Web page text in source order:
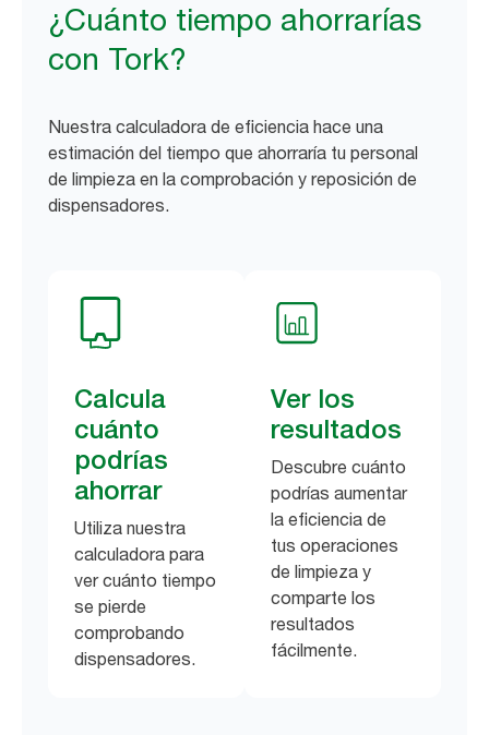
¿Cuánto tiempo ahorrarías
con Tork?
Nuestra calculadora de eficiencia hace una
estimación del tiempo que ahorraría tu personal
de limpieza en la comprobación y reposición de
dispensadores.
Calcula
cuánto
podrías
ahorrar
Utiliza nuestra
calculadora para
ver cuánto tiempo
se pierde
comprobando
dispensadores.
Ver los
resultados
Descubre cuánto
podrías aumentar
la eficiencia de
tus operaciones
de limpieza y
comparte los
resultados
fácilmente.